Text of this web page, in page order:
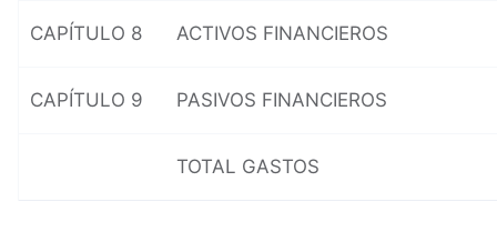
CAPÍTULO 8 ACTIVOS FINANCIEROS
CAPÍTULO 9 PASIVOS FINANCIEROS
TOTAL GASTOS